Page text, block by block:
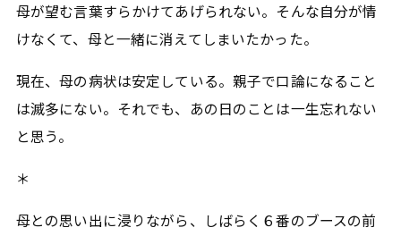
母が望む言葉すらかけてあげられない。そんな自分が情
けなくて、母と一緒に消えてしまいたかった。
現在、母の病状は安定している。親子で口論になること
は滅多にない。それでも、あの日のことは一生忘れない
と思う。
＊
母との思い出に浸りながら、しばらく６番のブースの前